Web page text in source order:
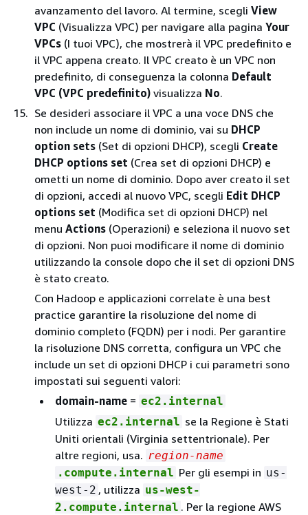
avanzamento del lavoro. Al termine, scegli View
VPC (Visualizza VPC) per navigare alla pagina Your
VPCs (I tuoi VPC), che mostrerà il VPC predefinito e
il VPC appena creato. Il VPC creato è un VPC non
predefinito, di conseguenza la colonna Default
VPC (VPC predefinito) visualizza No.
Se desideri associare il VPC a una voce DNS che
non include un nome di dominio, vai su DHCP
option sets (Set di opzioni DHCP), scegli Create
DHCP options set (Crea set di opzioni DHCP) e
ometti un nome di dominio. Dopo aver creato il set
di opzioni, accedi al nuovo VPC, scegli Edit DHCP
options set (Modifica set di opzioni DHCP) nel
menu Actions (Operazioni) e seleziona il nuovo set
di opzioni. Non puoi modificare il nome di dominio
utilizzando la console dopo che il set di opzioni DNS
è stato creato.
Con Hadoop e applicazioni correlate è una best
practice garantire la risoluzione del nome di
dominio completo (FQDN) per i nodi. Per garantire
la risoluzione DNS corretta, configura un VPC che
include un set di opzioni DHCP i cui parametri sono
impostati sui seguenti valori:
domain-name = ec2.internal
Utilizza ec2.internal se la Regione è Stati
Uniti orientali (Virginia settentrionale). Per
altre regioni, usa. region-name
.compute.internal Per gli esempi in us-
west-2 , utilizza us-west-
2.compute.internal . Per la regione AWS